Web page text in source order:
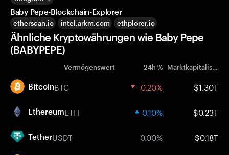
Baby Pepe-Blockchain-Explorer
etherscan.io intel.arkm.com ethplorer.io
Ähnliche Kryptowährungen wie Baby Pepe
(BABYPEPE)
Vermögenswert 24h % Marktkapitalisierung
BitcoinBTC -0.20% $1.30T
EthereumETH 0.10% $0.23T
TetherUSDT 0.00% $0.18T